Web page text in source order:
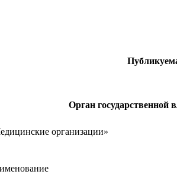
Орган государственной
организации»